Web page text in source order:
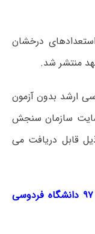
درخشان
ارشد بدون آزمون
سایت سازمان سنجش
قابل دریافت می
نتایج نهایی کارشناسی ارشد بدون آزمون ۹۷ دانشگاه فردوسی